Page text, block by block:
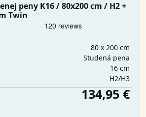
peny K16 / 80x200 cm / H2 +
Twin
80 x 200 cm
Studená pena
16 cm
H2/H3
134,95 €